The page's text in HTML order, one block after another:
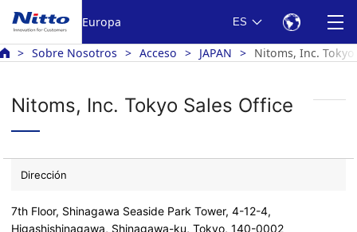
Europa ES
Sobre Nosotros Acceso JAPAN Nitoms, Inc. Tokyo
Nitoms, Inc. Tokyo Sales Office
Dirección
7th Floor, Shinagawa Seaside Park Tower, 4-12-4,
Higashishinagawa, Shinagawa-ku, Tokyo, 140-0002